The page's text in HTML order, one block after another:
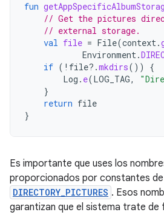
fun
// Get the pictures
// external storage.
val file = File(context.
Environment.
if ( ! file?.mkdirs())
{
Log . e(LOG_TAG,
}
return file
}
Es importante que uses los
proporcionados por constantes
DIRECTORY_PICTURES . Esos
garantizan que el sistema trate de